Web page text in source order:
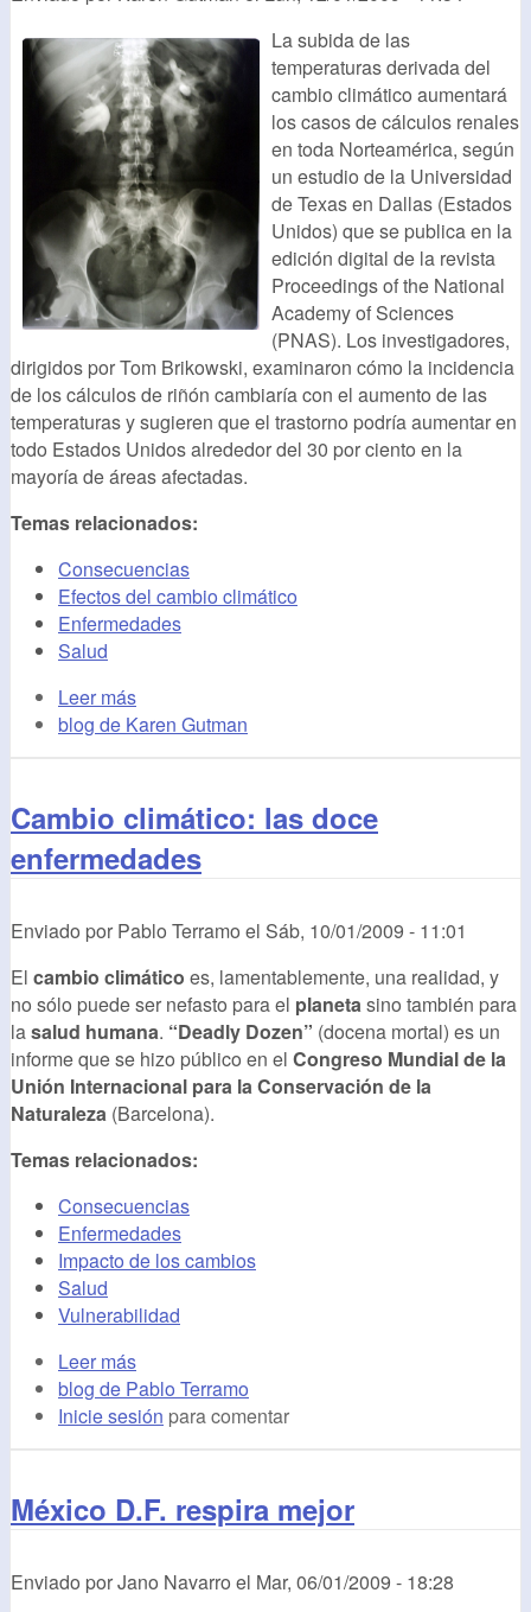
La subida de las
temperaturas derivada del
cambio climático aumentará
los casos de cálculos renales
en toda Norteamérica, según
un estudio de la Universidad
de Texas en Dallas (Estados
Unidos) que se publica en la
edición digital de la revista
Proceedings of the National
Academy of Sciences
(PNAS). Los investigadores,
dirigidos por Tom Brikowski, examinaron cómo la incidencia
de los cálculos de riñón cambiaría con el aumento de las
temperaturas y sugieren que el trastorno podría aumentar en
todo Estados Unidos alrededor del 30 por ciento en la
mayoría de áreas afectadas.
Temas relacionados:
Consecuencias
Efectos del cambio climático
Enfermedades
Salud
Leer más
blog de Karen Gutman
Cambio climático: las doce
enfermedades
Enviado por Pablo Terramo el Sáb, 10/01/2009 - 11:01
El cambio climático es, lamentablemente, una realidad, y
no sólo puede ser nefasto para el planetasino también para
lasalud humana. “Deadly Dozen” (docena mortal) es un
informe que se hizo público en el Congreso Mundial de la
Unión Internacional para la Conservación de la
Naturaleza (Barcelona).
Temas relacionados:
Consecuencias
Enfermedades
Impacto de los cambios
Salud
Vulnerabilidad
Leer más
blog de Pablo Terramo
Inicie sesión para comentar
México D.F. respira mejor
Enviado porJano Navarro el Mar, 06/01/2009 - 18:28